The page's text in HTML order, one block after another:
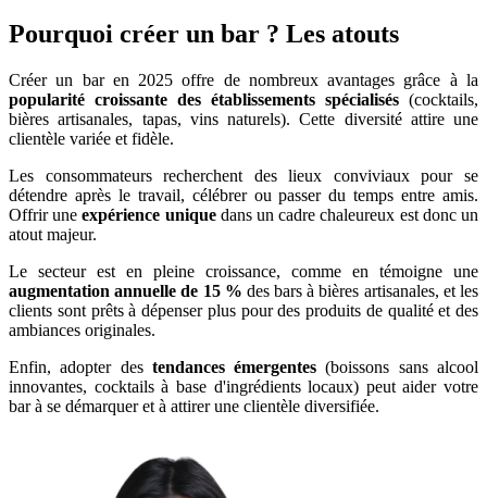
Pourquoi créer un bar ? Les atouts
Créer un bar en 2025 offre de nombreux avantages grâce à la
popularité croissante des établissements spécialisés (cocktails,
bières artisanales, tapas, vins naturels). Cette diversité attire une
clientèle variée et fidèle.
Les consommateurs recherchent des lieux conviviaux pour se
détendre après le travail, célébrer ou passer du temps entre amis.
Offrir une expérience uniquedans un cadre chaleureux est donc un
atout majeur.
Le secteur est en pleine croissance, comme en témoigne une
augmentation annuelle de 15 % des bars à bières artisanales, et les
clients sont prêts à dépenser plus pour des produits de qualité et des
ambiances originales.
Enfin, adopter des tendances émergentes (boissons sans alcool
innovantes, cocktails à base d'ingrédients locaux) peut aider votre
bar à se démarquer et à attirer une clientèle diversifiée.